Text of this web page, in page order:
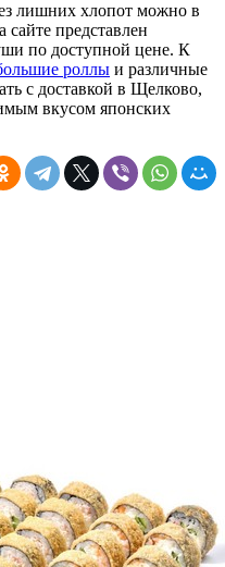
лишних хлопот можно в
представлен
по доступной цене. К
роллы и различные
с доставкой в Щелково,
вкусом японских